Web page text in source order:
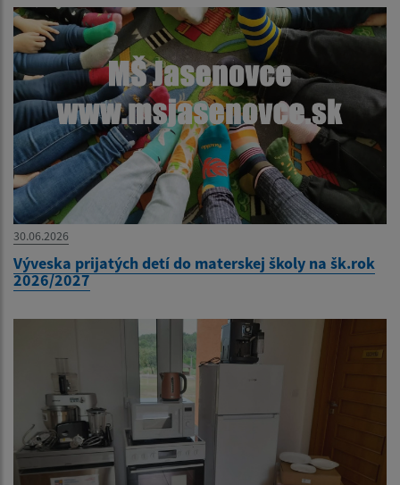
30.06.2026
Výveska prijatých detí do materskej školy na šk.rok
2026/2027